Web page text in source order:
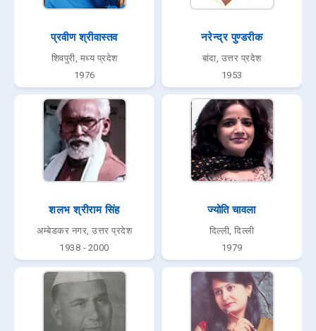
प्रवीण श्रीवास्तव
शिवपुरी, मध्य प्रदेश
1976
नरेन्द्र पुण्डरीक
बांदा, उत्तर प्रदेश
1953
शलभ श्रीराम सिंह
अम्बेडकर नगर, उत्तर प्रदेश
1938 - 2000
ज्योति चावला
दिल्ली, दिल्ली
1979